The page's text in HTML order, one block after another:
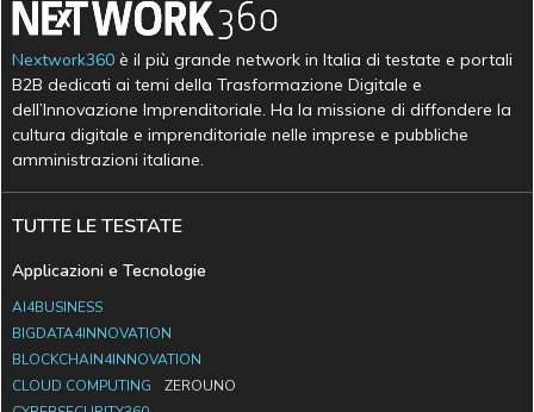
Nextwork360 è il più grande network in Italia di testate e portali
B2B dedicati ai temi della Trasformazione Digitale e
dell’Innovazione Imprenditoriale. Ha la missione di diffondere la
cultura digitale e imprenditoriale nelle imprese e pubbliche
amministrazioni italiane.
TUTTE LE TESTATE
Applicazioni e Tecnologie
AI4BUSINESS
BIGDATA4INNOVATION
BLOCKCHAIN4INNOVATION
CLOUD COMPUTING
ZEROUNO